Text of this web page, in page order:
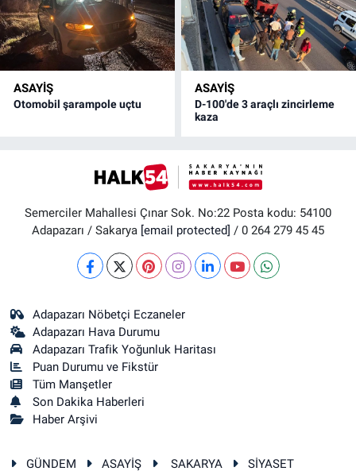
ASAYİŞ
Otomobil şarampole uçtu
ASAYİŞ
D-100'de 3 araçlı zincirleme
kaza
Semerciler Mahallesi Çınar Sok. No:22 Posta kodu: 54100
Adapazarı / Sakarya [email protected] / 0 264 279 45 45
Adapazarı Nöbetçi Eczaneler
Adapazarı Hava Durumu
Adapazarı Trafik Yoğunluk Haritası
Puan Durumu ve Fikstür
Tüm Manşetler
Son Dakika Haberleri
Haber Arşivi
GÜNDEM ASAYİŞ SAKARYA
SİYASET